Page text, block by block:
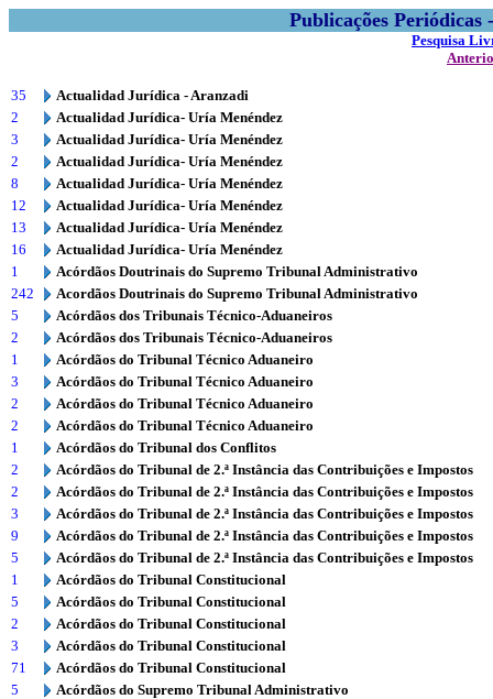
Publicações
Pesquisa
35
Actualidad Jurídica - Aranzadi
2
Actualidad Jurídica- Uría Menéndez
3
Actualidad Jurídica- Uría Menéndez
2
Actualidad Jurídica- Uría Menéndez
8
Actualidad Jurídica- Uría Menéndez
12
Actualidad Jurídica- Uría Menéndez
13
Actualidad Jurídica- Uría Menéndez
16
Actualidad Jurídica- Uría Menéndez
1
Acórdãos Doutrinais do Supremo Tribunal Administrativo
242
Acordãos Doutrinais do Supremo Tribunal Administrativo
5
Acórdãos dos Tribunais Técnico-Aduaneiros
2
Acórdãos dos Tribunais Técnico-Aduaneiros
1
Acórdãos do Tribunal Técnico Aduaneiro
3
Acórdãos do Tribunal Técnico Aduaneiro
2
Acórdãos do Tribunal Técnico Aduaneiro
2
Acórdãos do Tribunal Técnico Aduaneiro
1
Acórdãos do Tribunal dos Conflitos
2
Acórdãos do Tribunal de 2.ª Instância das Contribuições e Impostos
2
Acórdãos do Tribunal de 2.ª Instância das Contribuições e Impostos
3
Acórdãos do Tribunal de 2.ª Instância das Contribuições e Impostos
9
Acórdãos do Tribunal de 2.ª Instância das Contribuições e Impostos
5
Acórdãos do Tribunal de 2.ª Instância das Contribuições e Impostos
1
Acórdãos do Tribunal Constitucional
5
Acórdãos do Tribunal Constitucional
2
Acórdãos do Tribunal Constitucional
3
Acórdãos do Tribunal Constitucional
71
Acórdãos do Tribunal Constitucional
5
Acórdãos do Supremo Tribunal Administrativo